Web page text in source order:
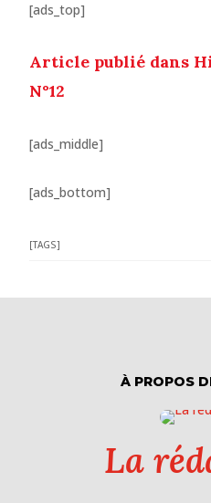
[ads_top]
Article publié dans
N°12
[ads_middle]
[ads_bottom]
[TAGS]
À PROPOS
La